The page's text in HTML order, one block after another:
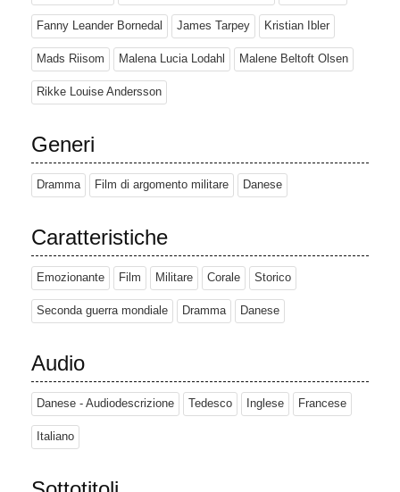
Fanny Leander Bornedal James Tarpey Kristian Ibler
Mads Riisom Malena Lucia Lodahl Malene Beltoft Olsen
Rikke Louise Andersson
Generi
Dramma Film di argomento militare Danese
Caratteristiche
Emozionante Film Militare Corale Storico
Seconda guerra mondiale Dramma Danese
Audio
Danese - Audiodescrizione Tedesco Inglese Francese
Italiano